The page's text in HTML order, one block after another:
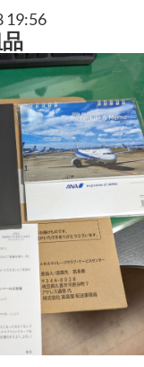
19:56